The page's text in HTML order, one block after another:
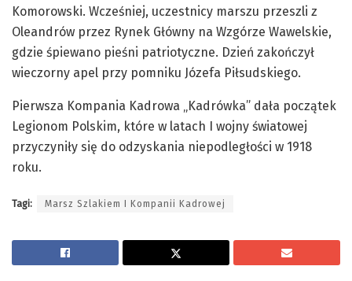
Komorowski. Wcześniej, uczestnicy marszu przeszli z
Oleandrów przez Rynek Główny na Wzgórze Wawelskie,
gdzie śpiewano pieśni patriotyczne. Dzień zakończył
wieczorny apel przy pomniku Józefa Piłsudskiego.
Pierwsza Kompania Kadrowa „Kadrówka” dała początek
Legionom Polskim, które w latach I wojny światowej
przyczyniły się do odzyskania niepodległości w 1918
roku.
Tagi: Marsz Szlakiem I Kompanii Kadrowej